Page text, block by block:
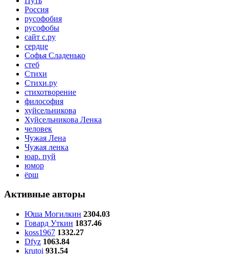
Россия
русофобия
русофобы
сайт с.ру
сердце
Софья Сладенько
стеб
Стихи
Стихи.ру
стихотворение
философия
хуйсельникова
Хуйсельникова Ленка
человек
Чужая Лена
Чужая ленка
юар. пуй
юмор
ёрш
Активные авторы
Юша Могилкин 2304.03
Говард Уткин 1837.46
koss1967 1332.27
Dfyz 1063.84
krutoi 931.54